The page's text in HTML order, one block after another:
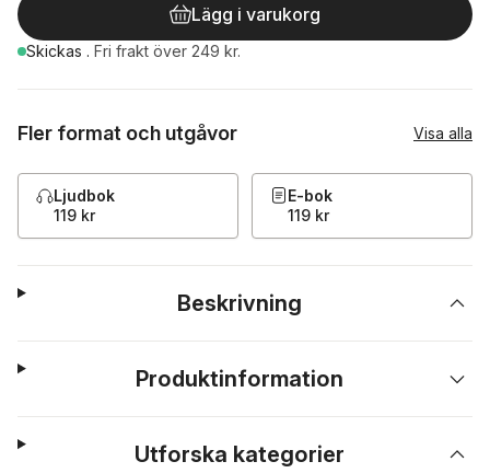
Lägg i varukorg
Skickas . Fri frakt över 249 kr.
Fler format och utgåvor Visa alla
Ljudbok
119 kr
E-bok
119 kr
Beskrivning
Produktinformation
Utforska kategorier